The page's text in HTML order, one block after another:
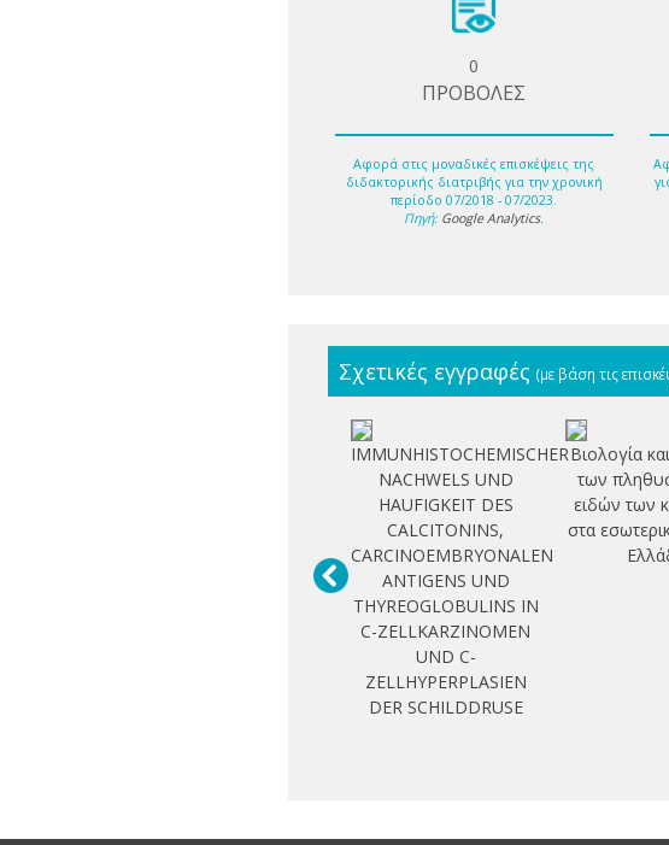
0
ΠΡΟΒΟΛΕΣ
Αφορά στις μοναδικές επισκέψεις της
διδακτορικής διατριβής για την χρονική
περίοδο 07/2018 - 07/2023.
Πηγή: Google Analytics.
Σχετικές εγγραφές (με βάση τις
IMMUNHISTOCHEMISCHER
NACHWELS UND
HAUFIGKEIT DES
CALCITONINS,
CARCINOEMBRYONALEN
ANTIGENS UND
THYREOGLOBULINS IN
C-ZELLKARZINOMEN
UND C-
ZELLHYPERPLASIEN
DER SCHILDDRUSE
Βιολογία
των
ειδών των
στα